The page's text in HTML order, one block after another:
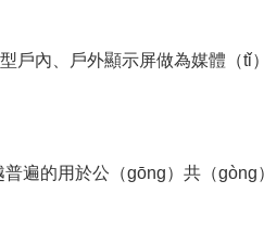
戶內、戶外顯示屏做為媒體（tǐ
普遍的用於公（gōng）共（